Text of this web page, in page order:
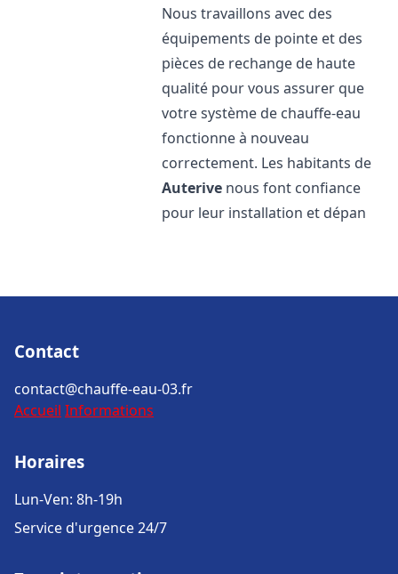
Nous travaillons avec des
équipements de pointe et des
pièces de rechange de haute
qualité pour vous assurer que
votre système de chauffe-eau
fonctionne à nouveau
correctement. Les habitants de
Auterive nous font confiance
pour leur installation et dépan
Contact
contact@chauffe-eau-03.fr
Accueil Informations
Horaires
Lun-Ven: 8h-19h
Service d'urgence 24/7